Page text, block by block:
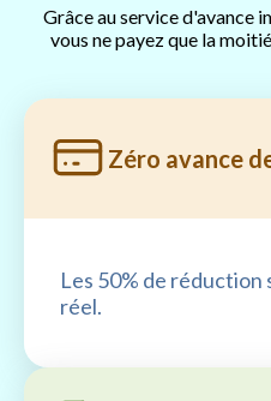
Grâce au service d'avance
vous ne payez que la
Zéro avance
Les 50% de
réel.